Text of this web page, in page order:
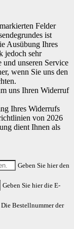
Felder
ist
Ausübung Ihres
jedoch sehr
unseren Service
wenn Sie uns den
uns Ihren Widerruf
Ihres Widerrufs
von 2026
dient Ihnen als
Geben Sie hier den
Geben Sie hier die E-
Die Bestellnummer der